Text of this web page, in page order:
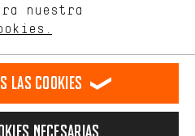
nuestra
oferta de la tienda con tu
enlaces a plataformas de redes
proporcionarle más contenido e
a encontrar los productos adecuados.
las cookies
necesarias